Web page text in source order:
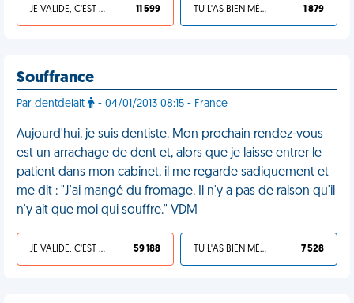
JE VALIDE, C'EST UNE VDM 11 599 TU L'AS BIEN MÉRITÉ 1 879
Souffrance
Par dentdelait - 04/01/2013 08:15 - France
Aujourd'hui, je suis dentiste. Mon prochain rendez-vous
est un arrachage de dent et, alors que je laisse entrer le
patient dans mon cabinet, il me regarde sadiquement et
me dit : "J'ai mangé du fromage. Il n'y a pas de raison qu'il
n'y ait que moi qui souffre." VDM
JE VALIDE, C'EST UNE VDM 59 188 TU L'AS BIEN MÉRITÉ 7 528